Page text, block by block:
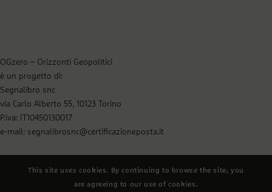
OGzero – Orizzonti Geopolitici
è un progetto di:
Segnalibro snc
via Carlo Alberto 55, 10123 Torino
P.iva: IT10450130017
e-mail: segnalibrosnc@certificazioneposta.it
This site uses cookies. By continuing to browse the site, you
are agreeing to our use of cookies.